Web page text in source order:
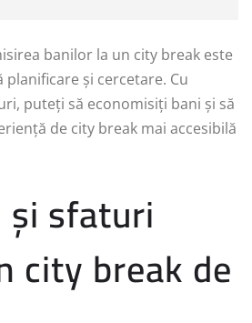
banilor la un city break este
și cercetare. Cu
puteți să economisiți bani și să
de city break mai accesibilă
și sfaturi
city break de